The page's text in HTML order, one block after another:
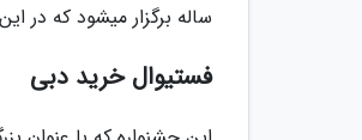
ساله برگزار میشود که در
فستیوال خرید دبی